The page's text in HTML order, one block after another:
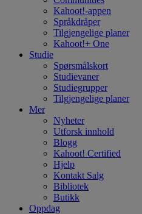
Kahoot!-appen
Språkdråper
Tilgjengelige planer
Kahoot!+ One
Studie
Spørsmålskort
Studievaner
Studiegrupper
Tilgjengelige planer
Mer
Nyheter
Utforsk innhold
Blogg
Kahoot! Certified
Hjelp
Kontakt Salg
Bibliotek
Butikk
Oppdag